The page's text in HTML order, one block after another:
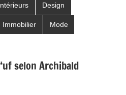
Design
Immobilier Mode
selon Archibald